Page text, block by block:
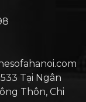
Tại Ngân
Thôn, Chi